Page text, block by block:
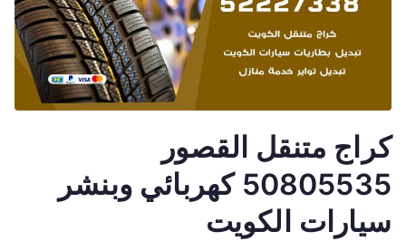
كراج متنقل القصور
50805535 كهربائي وبنشر
سيارات الكويت